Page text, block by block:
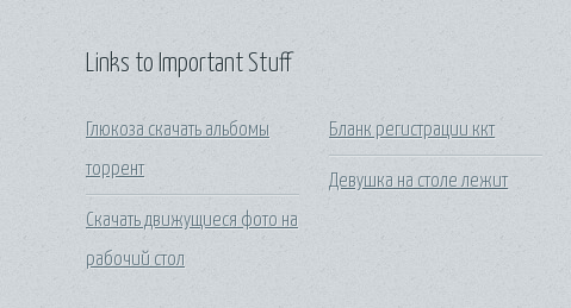
Links to Important Stuff
Глюкоза скачать альбомы
торрент
Скачать движущиеся фото на
рабочий стол
Бланк регистрации ккт
Девушка на столе лежит